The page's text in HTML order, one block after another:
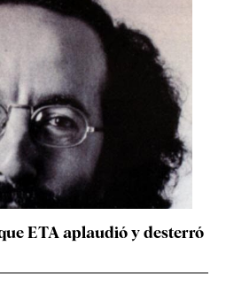
ETA aplaudió y desterró